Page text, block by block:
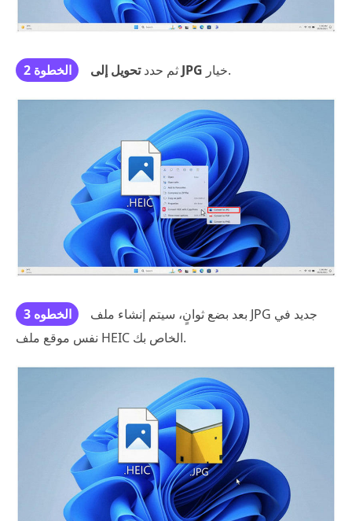
الخطوة 2 ثم حدد تحويل إلى JPG خيار.
الخطوه 3
بعد بضع ثوانٍ، سيتم إنشاء ملف JPG جديد في
نفس موقع ملف HEIC الخاص بك.